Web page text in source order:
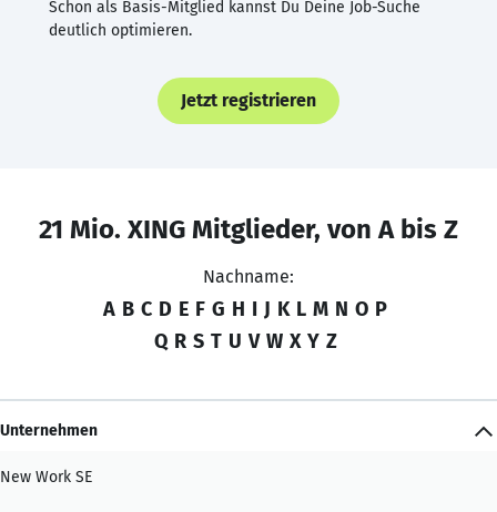
Schon als Basis-Mitglied kannst Du Deine Job-Suche
deutlich optimieren.
Jetzt registrieren
21 Mio. XING Mitglieder, von A bis Z
Nachname:
A B C D E F G H I J K L M N O P
Q R S T U V W X Y Z
Unternehmen
New Work SE